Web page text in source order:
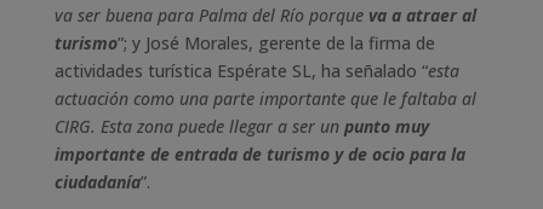
va ser buena para Palma del Río porque va a atraer al
turismo”; y José Morales, gerente de la firma de
actividades turística Espérate SL, ha señalado “esta
actuación como una parte importante que le faltaba al
CIRG. Esta zona puede llegar a ser un punto muy
importante de entrada de turismo y de ocio para la
ciudadanía”.